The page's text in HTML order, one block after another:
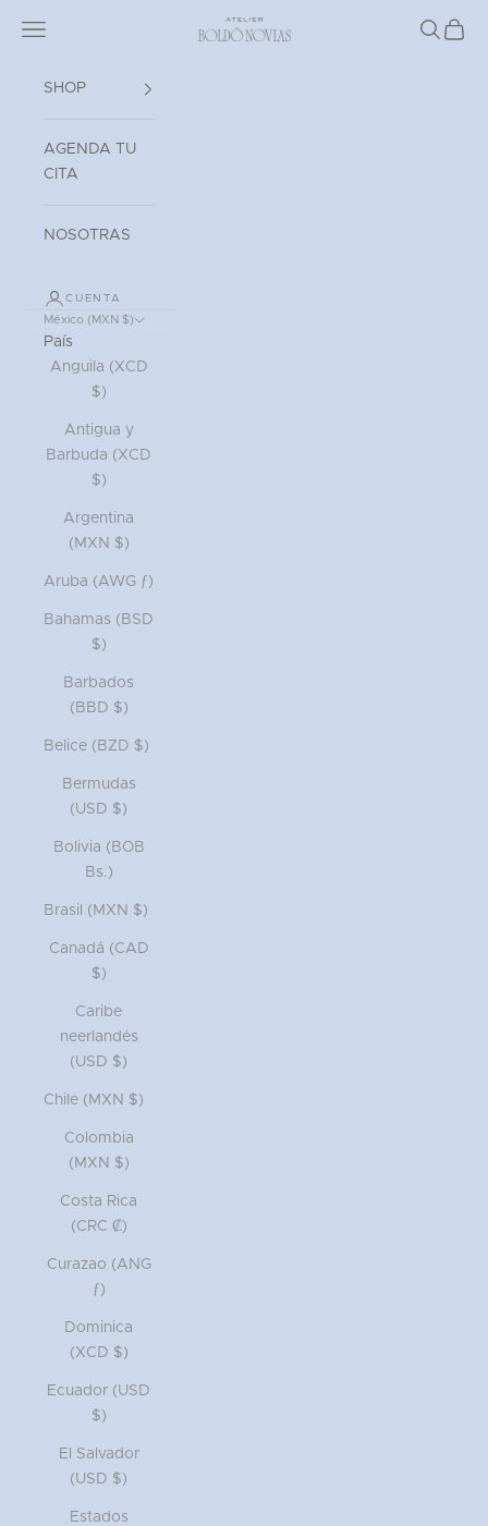
Atelier Boldó Novias
Abrir menú de navegación AbrirAbrir
SHOP
AGENDA TU
CITA
NOSOTRAS
CUENTA
México (MXN $)
País
Anguila (XCD
$)
Antigua y
Barbuda (XCD
$)
Argentina
(MXN $)
Aruba (AWG ƒ)
Bahamas (BSD
$)
Barbados
(BBD $)
Belice (BZD $)
Bermudas
(USD $)
Bolivia (BOB
Bs.)
Brasil (MXN $)
Canadá (CAD
$)
Caribe
neerlandés
(USD $)
Chile (MXN $)
Colombia
(MXN $)
Costa Rica
(CRC ₡)
Curazao (ANG
ƒ)
Dominica
(XCD $)
Ecuador (USD
$)
El Salvador
(USD $)
Estados